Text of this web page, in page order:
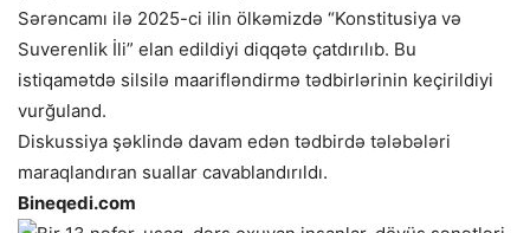
Sərəncamı ilə 2025-ci ilin ölkəmizdə “Konstitusiya və
Suverenlik İli” elan edildiyi diqqətə çatdırılıb. Bu
istiqamətdə silsilə maarifləndirmə tədbirlərinin keçirildiyi
vurğuland.
Diskussiya şəklində davam edən tədbirdə tələbələri
maraqlandıran suallar cavablandırıldı.
Bineqedi.com